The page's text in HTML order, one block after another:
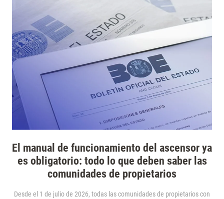
El manual de funcionamiento del ascensor ya
es obligatorio: todo lo que deben saber las
comunidades de propietarios
Desde el 1 de julio de 2026, todas las comunidades de propietarios con